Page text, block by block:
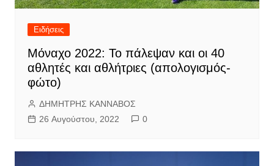
Ειδήσεις
Μόναχο 2022: Το πάλεψαν και οι 40
αθλητές και αθλήτριες (απολογισμός-
φώτο)
ΔΗΜΗΤΡΗΣ ΚΑΝΝΑΒΟΣ
26 Αυγούστου, 2022
0